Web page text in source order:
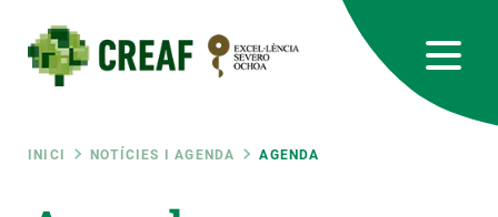
contingut
Fil
INICI NOTÍCIES I AGENDA AGENDA
RRSS
INTRANET